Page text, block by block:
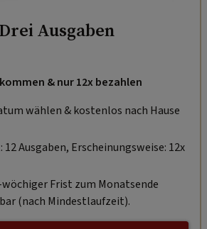
Ausgaben
& nur 12x bezahlen
wählen & kostenlos nach Hause
Ausgaben, Erscheinungsweise: 12x
Frist zum Monatsende
(nach Mindestlaufzeit).